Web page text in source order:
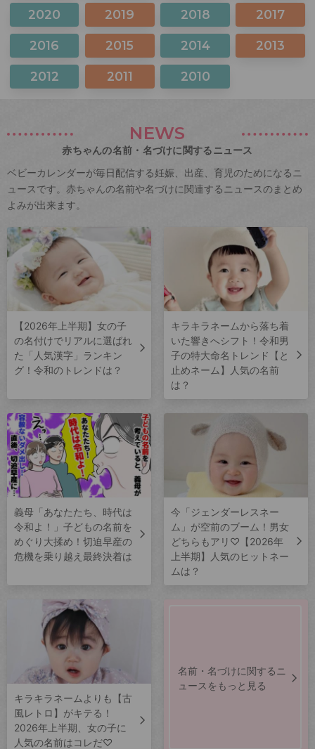
2020 2019 2018 2017
2016 2015 2014 2013
2012 2011 2010
NEWS
赤ちゃんの名前・名づけに関するニュース
ベビーカレンダーが毎日配信する妊娠、出産、育児のためになるニ
ュースです。赤ちゃんの名前や名づけに関連するニュースのまとめ
よみが出来ます。
【2026年上半期】女の子
の名付けでリアルに選ばれ
た「人気漢字」ランキン
グ！令和のトレンドは？
キラキラネームから落ち着
いた響きへシフト！令和男
子の特大命名トレンド【と
止めネーム】人気の名前
は？
義母「あなたたち、時代は
令和よ！」子どもの名前を
めぐり大揉め！切迫早産の
危機を乗り越え最終決着は
今「ジェンダーレスネー
ム」が空前のブーム！男女
どちらもアリ♡【2026年
上半期】人気のヒットネー
ムは？
キラキラネームよりも【古
風レトロ】がキテる！
2026年上半期、女の子に
人気の名前はコレだ♡
名前・名づけに関するニ
ュースをもっと見る